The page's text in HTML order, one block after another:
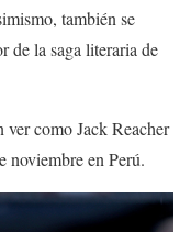
también se
de la saga literaria de
ver como Jack Reacher
noviembre en Perú.